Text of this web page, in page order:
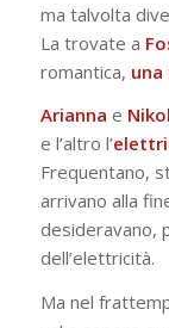
ma talvolta
La trovate a
romantica,
Arianna e
e l’altro l’
Frequentano,
arrivano alla
desideravano,
dell’elettricità.
Ma nel